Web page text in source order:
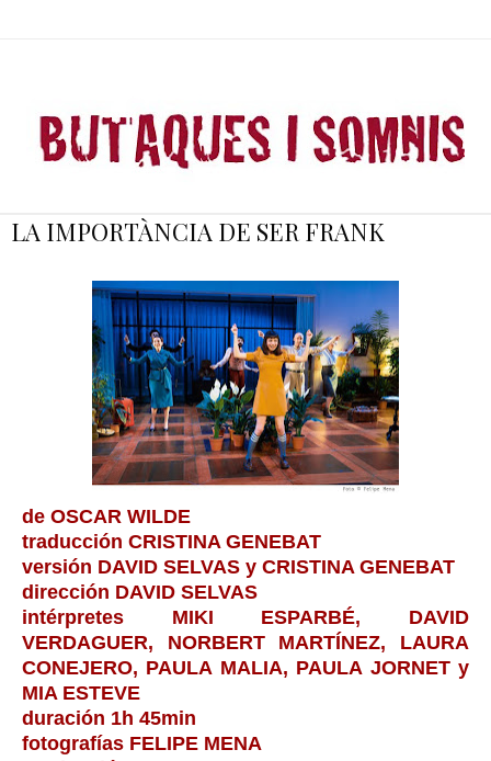
LA IMPORTÀNCIA DE SER FRANK
de OSCAR WILDE
traducción CRISTINA GENEBAT
versión DAVID SELVAS y CRISTINA GENEBAT
dirección DAVID SELVAS
intérpretes MIKI ESPARBÉ, DAVID
VERDAGUER, NORBERT MARTÍNEZ, LAURA
CONEJERO, PAULA MALIA, PAULA JORNET y
MIA ESTEVE
duración 1h 45min
fotografías FELIPE MENA